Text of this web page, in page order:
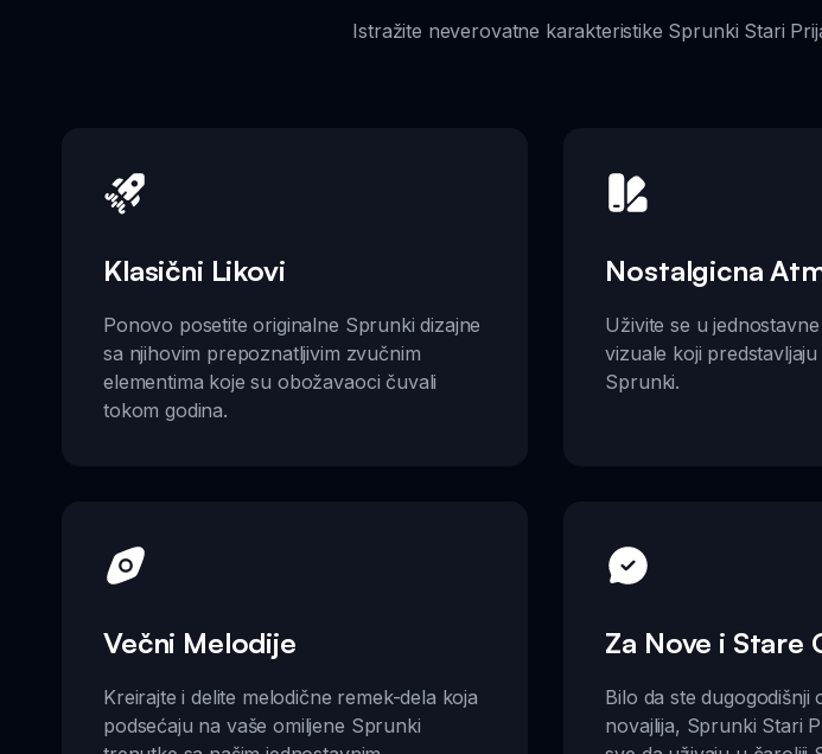
Istražite neverovatne karakteristike Sprunki Stari
Klasični Likovi
Ponovo posetite originalne Sprunki dizajne
sa njihovim prepoznatljivim zvučnim
elementima koje su obožavaoci čuvali
tokom godina.
Nostalgicna
Uživite se u
vizuale koji
Sprunki.
Večni Melodije
Kreirajte i delite melodične remek-dela koja
podsećaju na vaše omiljene Sprunki
Za Nove i Stare
Bilo da ste dugogodišnji
novajlija, Sprunki Stari